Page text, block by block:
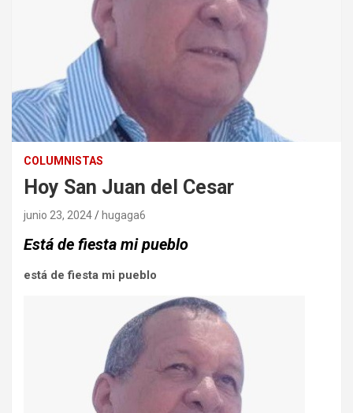
COLUMNISTAS
Hoy San Juan del Cesar
junio 23, 2024 hugaga6
Está de fiesta mi pueblo
está de fiesta mi pueblo